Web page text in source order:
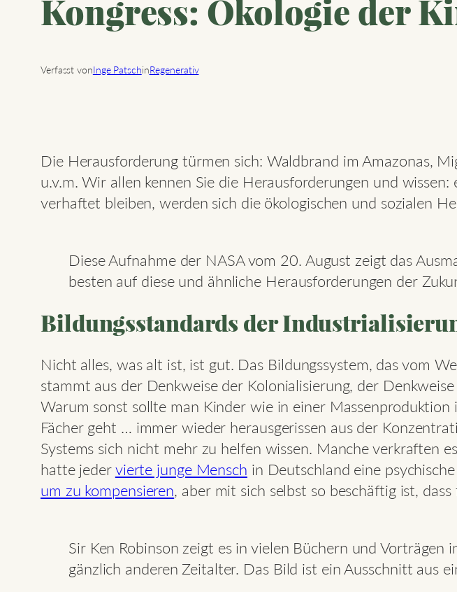
Kongress: Ökologie der
Verfasst vonInge PatschinRegenerativ
Die Herausforderung türmen sich: Waldbrand im Amazonas,
u.v.m. Wir allen kennen Sie die Herausforderungen und
verhaftet bleiben, werden sich die ökologischen und sozialen
Diese Aufnahme der NASA vom 20. August zeigt das
besten auf diese und ähnliche Herausforderungen der
Bildungsstandards der
Nicht alles, was alt ist, ist gut. Das Bildungssystem, das vom
stammt aus der Denkweise der Kolonialisierung, der
Warum sonst sollte man Kinder wie in einer
Fächer geht … immer wieder herausgerissen aus der
Systems sich nicht mehr zu helfen wissen. Manche verkraften
hatte jedervierte junge Mensch in Deutschland eine
um zu kompensieren, aber mit sich selbst so beschäftig ist,
Sir Ken Robinson zeigt es in vielen Büchern und
gänzlich anderen Zeitalter. Das Bild ist ein Ausschnitt aus